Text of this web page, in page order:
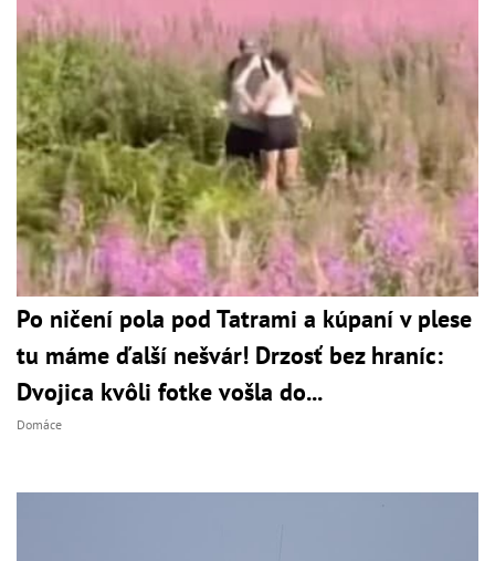
Po ničení pola pod Tatrami a kúpaní v plese
tu máme ďalší nešvár! Drzosť bez hraníc:
Dvojica kvôli fotke vošla do...
Domáce